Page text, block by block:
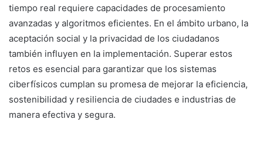
tiempo real requiere capacidades de procesamiento
avanzadas y algoritmos eficientes. En el ámbito urbano, la
aceptación social y la privacidad de los ciudadanos
también influyen en la implementación. Superar estos
retos es esencial para garantizar que los sistemas
ciberfísicos cumplan su promesa de mejorar la eficiencia,
sostenibilidad y resiliencia de ciudades e industrias de
manera efectiva y segura.